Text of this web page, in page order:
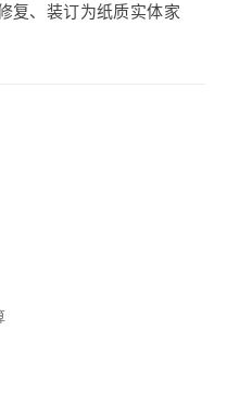
复、装订为纸质实体家